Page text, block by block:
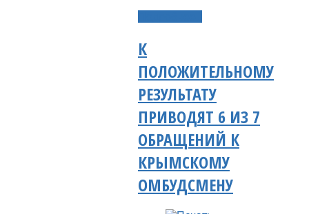
К
ПОЛОЖИТЕЛЬНОМУ
РЕЗУЛЬТАТУ
ПРИВОДЯТ 6 ИЗ 7
ОБРАЩЕНИЙ К
КРЫМСКОМУ
ОМБУДСМЕНУ